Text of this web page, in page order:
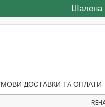
Шалена
ДОСТАВКИ ТА ОПЛАТИ